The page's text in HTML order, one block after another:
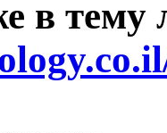
в